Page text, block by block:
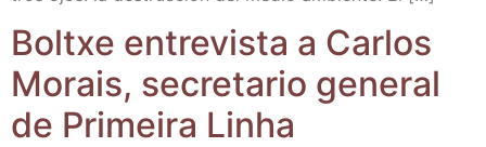
Boltxe entre­vis­ta a Car­los
Morais, secre­ta­rio gene­ral
de Pri­mei­ra Linha